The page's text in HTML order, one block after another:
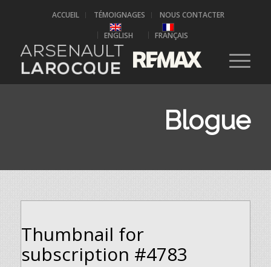
ACCUEIL TÉMOIGNAGES
NOUS CONTACTER
ENGLISH
FRANÇAIS
Blogue
Thumbnail for
subscription #4783